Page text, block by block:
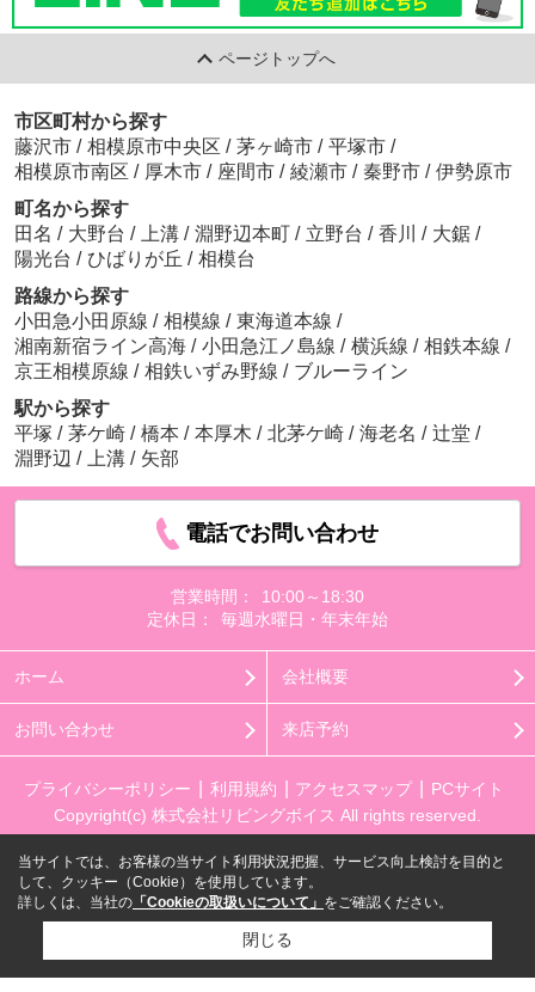
ページトップへ
市区町村から探す
藤沢市 / 相模原市中央区 / 茅ヶ崎市 / 平塚市 /
相模原市南区 / 厚木市 / 座間市 / 綾瀬市 / 秦野市 / 伊勢原市
町名から探す
田名 / 大野台 / 上溝 / 淵野辺本町 / 立野台 / 香川 / 大鋸 /
陽光台 / ひばりが丘 / 相模台
路線から探す
小田急小田原線 / 相模線 / 東海道本線 /
湘南新宿ライン高海 / 小田急江ノ島線 / 横浜線 / 相鉄本線 /
京王相模原線 / 相鉄いずみ野線 / ブルーライン
駅から探す
平塚 / 茅ケ崎 / 橋本 / 本厚木 / 北茅ケ崎 / 海老名 / 辻堂 /
淵野辺 / 上溝 / 矢部
電話でお問い合わせ
営業時間：
10:00～18:30
定休日：
毎週水曜日・年末年始
ホーム 会社概要
お問い合わせ 来店予約
プライバシーポリシー 利用規約 アクセスマップ
PCサイト
Copyright(c) 株式会社リビングボイス All rights reserved.
当サイトでは、お客様の当サイト利用状況把握、サービス向上検討を目的と
して、クッキー（Cookie）を使用しています。
詳しくは、当社の 「Cookieの取扱いについて」 をご確認ください。
閉じる